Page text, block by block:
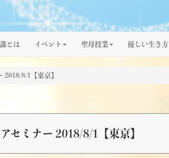
とは イベント 聖母授業 優しい生き方
2018/8/1【東京】
セミナー 2018/8/1【東京】